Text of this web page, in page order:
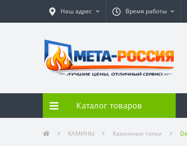
Наш адрес Время работы
Каталог товаров
КАМИНЫ Каминные топки